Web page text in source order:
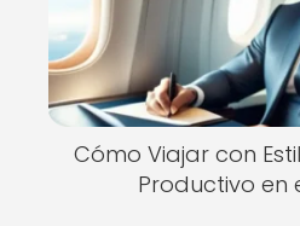
Cómo Viajar con
Productivo en